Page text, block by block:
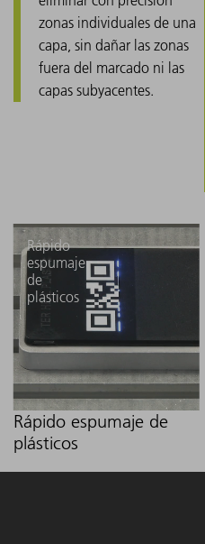
zonas individuales de una
capa, sin dañar las zonas
fuera del marcado ni las
capas subyacentes.
Rápido
espumaje
de
plásticos
Rápido espumaje de
plásticos